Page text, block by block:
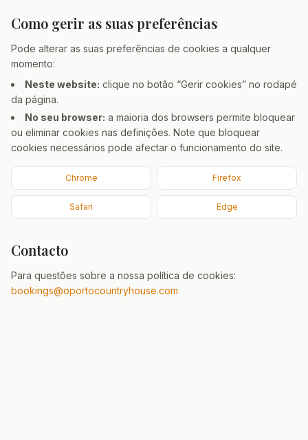
Como gerir as suas preferências
Pode alterar as suas preferências de cookies a qualquer
momento:
Neste website: clique no botão “Gerir cookies” no rodapé
da página.
No seu browser: a maioria dos browsers permite bloquear
ou eliminar cookies nas definições. Note que bloquear
cookies necessários pode afectar o funcionamento do site.
Chrome Firefox
Safari Edge
Contacto
Para questões sobre a nossa política de cookies:
bookings@oportocountryhouse.com